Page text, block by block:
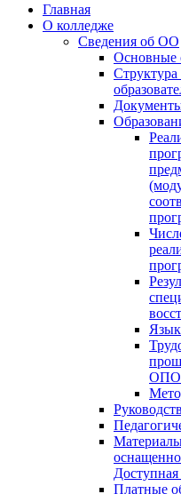
Главная
О колледже
Сведения об ОО
Основные
Доступная
Платные